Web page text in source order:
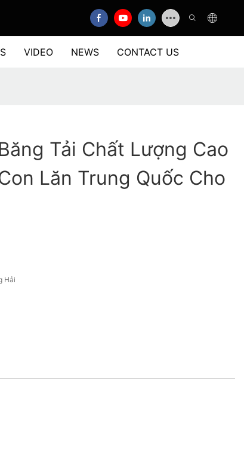
VIDEO NEWS CONTACT US
Tải Chất Lượng Cao
Lăn Trung Quốc Cho
Hải